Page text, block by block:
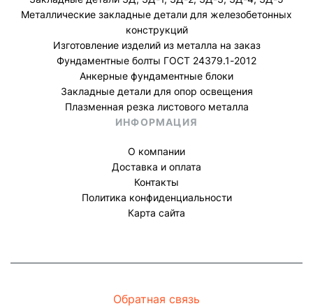
Металлические закладные детали для железобетонных
конструкций
Изготовление изделий из металла на заказ
Фундаментные болты ГОСТ 24379.1-2012
Анкерные фундаментные блоки
Закладные детали для опор освещения
Плазменная резка листового металла
ИНФОРМАЦИЯ
О компании
Доставка и оплата
Контакты
Политика конфиденциальности
Карта сайта
Обратная связь